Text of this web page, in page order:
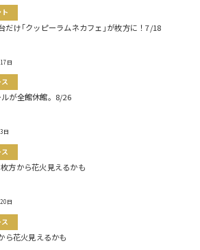
だけ｢クッピーラムネカフェ｣が枚方に！7/18
日
が全館休館。8/26
日
方から花火見えるかも
日
ら花火見えるかも